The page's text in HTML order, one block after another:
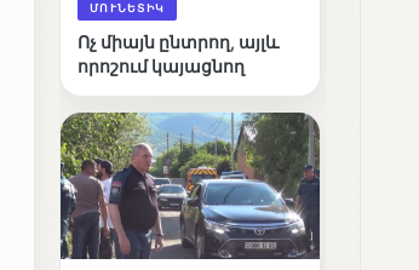
ՄՈՒՆԵՏԻԿ
Ոչ միայն ընտրող, այլև
որոշում կայացնող